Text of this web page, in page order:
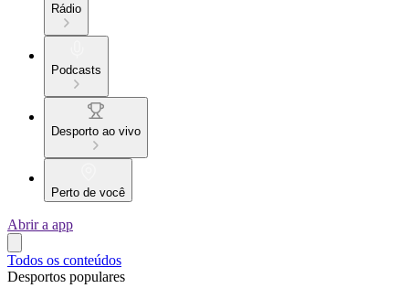
Rádio
Podcasts
Desporto ao vivo
Perto de você
Abrir a app
Todos os conteúdos
Desportos populares